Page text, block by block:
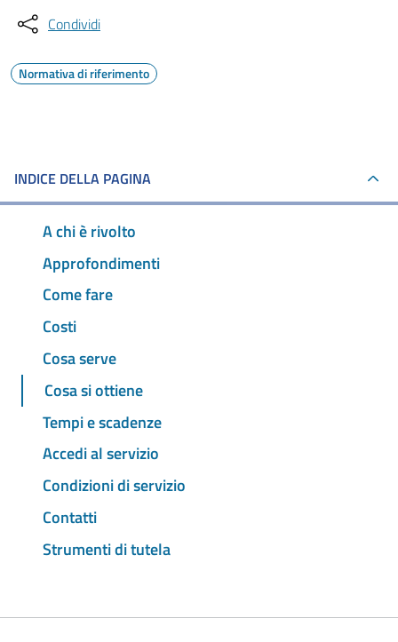
Condividi
Normativa di riferimento
INDICE DELLA PAGINA
A chi è rivolto
Approfondimenti
Come fare
Costi
Cosa serve
Cosa si ottiene
Tempi e scadenze
Accedi al servizio
Condizioni di servizio
Contatti
Strumenti di tutela